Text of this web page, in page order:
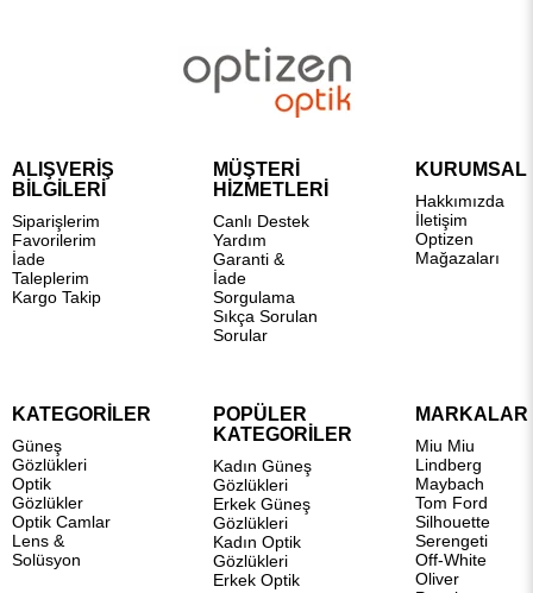
ALIŞVERİŞ
BİLGİLERİ
Siparişlerim
Favorilerim
İade
Taleplerim
Kargo Takip
MÜŞTERİ
HİZMETLERİ
Canlı Destek
Yardım
Garanti &
İade
Sorgulama
Sıkça Sorulan
Sorular
KURUMSAL
Hakkımızda
İletişim
Optizen
Mağazaları
KATEGORİLER
Güneş
Gözlükleri
Optik
Gözlükler
Optik Camlar
Lens &
Solüsyon
POPÜLER
KATEGORİLER
Kadın Güneş
Gözlükleri
Erkek Güneş
Gözlükleri
Kadın Optik
Gözlükleri
Erkek Optik
MARKALAR
Miu Miu
Lindberg
Maybach
Tom Ford
Silhouette
Serengeti
Off-White
Oliver